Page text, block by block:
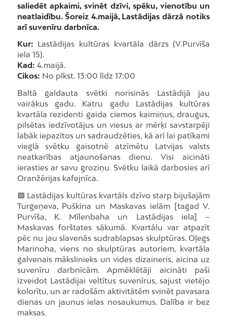
saliedēt apkaimi, svinēt dzīvi, spēku, vienotību un
neatlaidību. Šoreiz 4.maijā, Lastādijas dārzā notiks
arī suvenīru darbnīca.
Kur: Lastādijas kultūras kvartāla dārzs (V.Purvīša
iela 15).
Kad: 4.maijā.
Cikos: No plkst. 13:00 līdz 17:00
Baltā galdauta svētki norisinās Lastādijā jau
vairākus gadu. Katru gadu Lastādijas kultūras
kvartāla rezidenti gaida ciemos kaimiņus, draugus,
pilsētas iedzīvotājus un viesus ar mērķi savstarpēji
labāk iepazītos un sadraudzēties, kā arī lai patīkami
vieglā svētku gaisotnē atzīmētu Latvijas valsts
neatkarības atjaunošanas dienu. Visi aicināti
ierasties ar savu groziņu. Svētku laikā darbosies arī
Oranžērijas kafejnīca.
🟩 Lastādijas kultūras kvartāls dzīvo starp bijušajām
Turgeņeva, Puškina un Maskavas ielām [tagad V.
Purvīša, K. Mīlenbaha un Lastādijas iela] –
Maskavas forštates sākumā. Kvartālu var atpazīt
pēc nu jau slavenās sudrablapsas skulptūras. Oļegs
Marinoha, viens no skulptūras autoriem, kvartāla
galvenais mākslinieks un vides dizaineris, aicina uz
suvenīru darbnīcām. Apmēklētāji aicināti paši
izveidot Lastādijai veltītus suvenīrus, sajust vietējo
kolorītu, un ar radošām aktivitātēm svinēt pavasara
dienas un jaunus ielas nosaukumus. Dalība ir bez
maksas.